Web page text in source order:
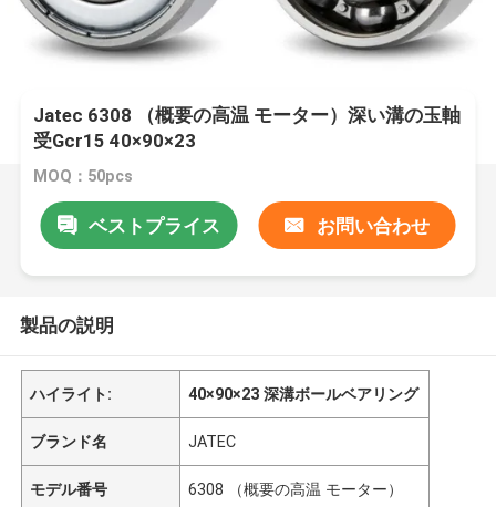
Jatec 6308 （概要の高温 モーター）深い溝の玉軸
受Gcr15 40×90×23
MOQ：50pcs
ベストプライス お問い合わせ
製品の説明
ハイライト: 40×90×23 深溝ボールベアリング
ブランド名 JATEC
モデル番号 6308 （概要の高温 モーター）